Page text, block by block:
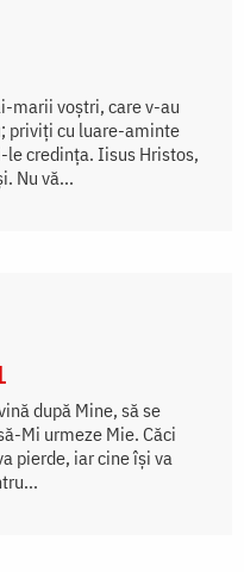
marii voştri, care v-au
priviţi cu luare-aminte
credinţa. Iisus Hristos,
Nu vă...
după Mine, să se
Mi urmeze Mie. Căci
pierde, iar cine își va